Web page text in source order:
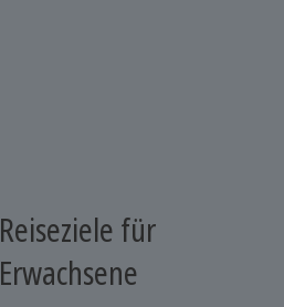
Reiseziele für
Erwachsene